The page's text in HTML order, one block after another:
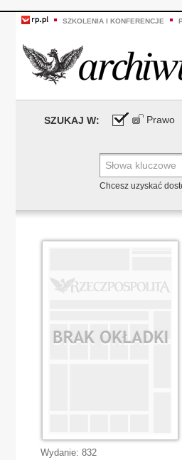
SZKOLENIA I KONFERENCJE
SZUKAJ W: Prawo
Chcesz uzyskać
Wydanie: 832